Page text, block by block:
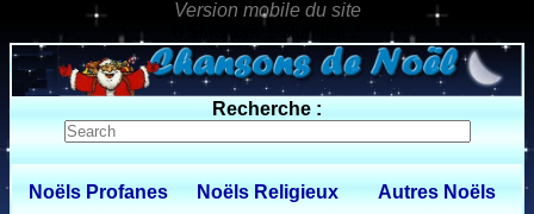
0 $limitbot 1 $limittot 2
Recherche :
Noëls Profanes Noëls Religieux Autres Noëls